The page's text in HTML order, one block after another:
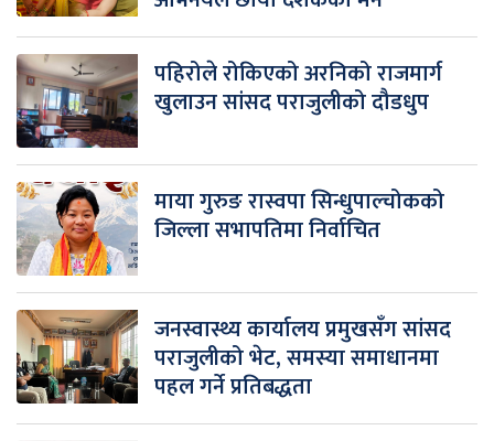
पहिरोले रोकिएको अरनिको राजमार्ग
खुलाउन सांसद पराजुलीको दौडधुप
माया गुरुङ रास्वपा सिन्धुपाल्चोकको
जिल्ला सभापतिमा निर्वाचित
जनस्वास्थ्य कार्यालय प्रमुखसँग सांसद
पराजुलीको भेट, समस्या समाधानमा
पहल गर्ने प्रतिबद्धता